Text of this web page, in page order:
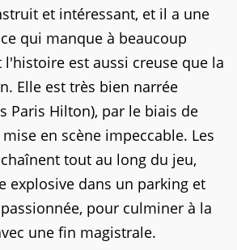
et intéressant, et il a une
qui manque à beaucoup
est aussi creuse que la
Elle est très bien narrée
Paris Hilton), par le biais de
en scène impeccable. Les
tout au long du jeu,
explosive dans un parking et
pour culminer à la
une fin magistrale.